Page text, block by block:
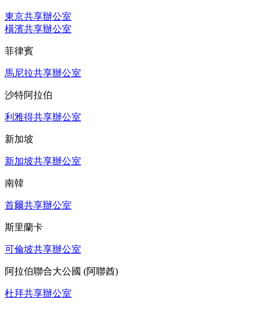
東京共享辦公室
橫濱共享辦公室
菲律賓
馬尼拉共享辦公室
沙特阿拉伯
利雅得共享辦公室
新加坡
新加坡共享辦公室
南韓
首爾共享辦公室
斯里蘭卡
可倫坡共享辦公室
阿拉伯聯合大公國 (阿聯酋)
杜拜共享辦公室